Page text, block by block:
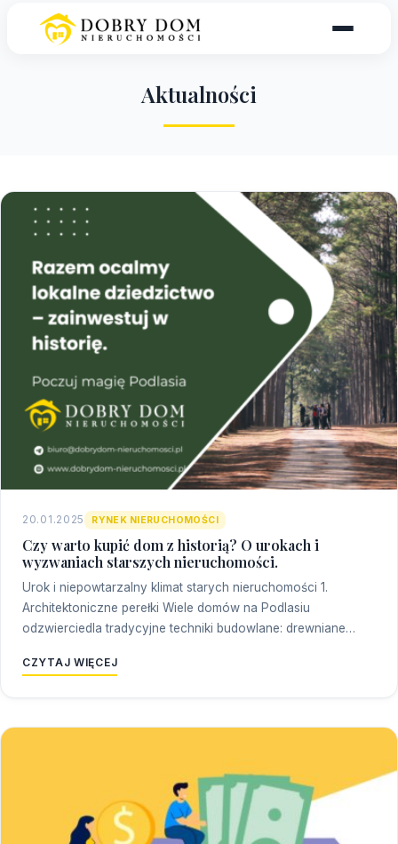
Aktualności
20.01.2025 RYNEK NIERUCHOMOŚCI
Czy warto kupić dom z historią? O urokach i
wyzwaniach starszych nieruchomości.
Urok i niepowtarzalny klimat starych nieruchomości 1.
Architektoniczne perełki Wiele domów na Podlasiu
odzwierciedla tradycyjne techniki budowlane: drewniane…
CZYTAJ WIĘCEJ